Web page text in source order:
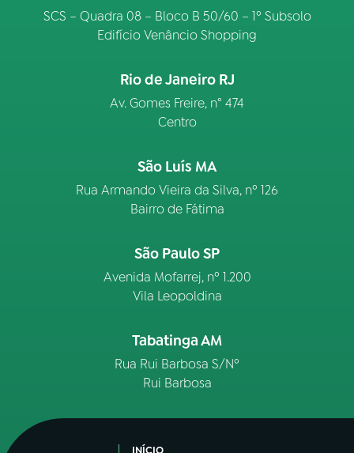
SCS – Quadra 08 – Bloco B 50/60 – 1º Subsolo
Edifício Venâncio Shopping
Rio de Janeiro RJ
Av. Gomes Freire, n° 474
Centro
São Luís MA
Rua Armando Vieira da Silva, nº 126
Bairro de Fátima
São Paulo SP
Avenida Mofarrej, nº 1.200
Vila Leopoldina
Tabatinga AM
Rua Rui Barbosa S/Nº
Rui Barbosa
INÍCIO